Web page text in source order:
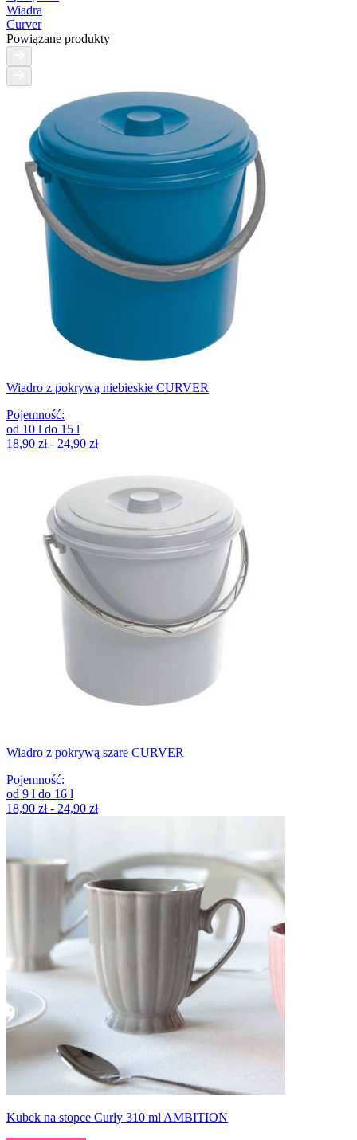
Wiadra
Curver
Powiązane produkty
Wiadro z pokrywą niebieskie CURVER
Pojemność:
od 10 l do 15 l
18,90 zł - 24,90 zł
Wiadro z pokrywą szare CURVER
Pojemność:
od 9 l do 16 l
18,90 zł - 24,90 zł
Kubek na stopce Curly 310 ml AMBITION